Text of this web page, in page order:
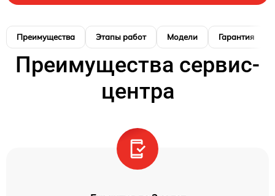
Преимущества Этапы работ Модели Гарантия
Преимущества сервис-
центра